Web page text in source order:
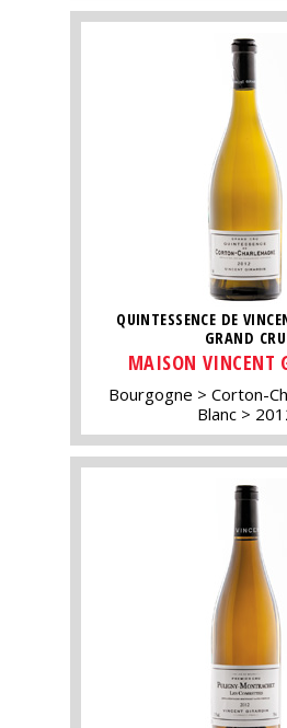
QUINTESSENCE DE
GRAND CRU
MAISON VINCENT
Bourgogne
Corton-
Blanc